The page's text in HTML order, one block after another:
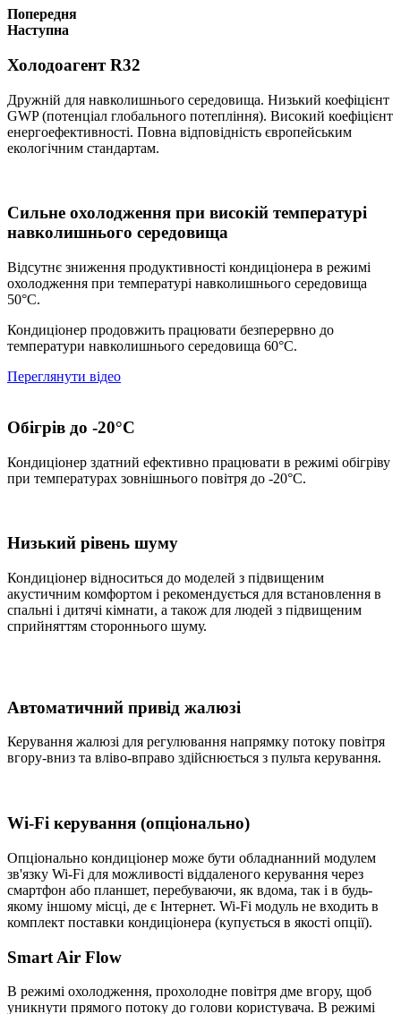
Попередня
Наступна
Холодоагент R32
Дружній для навколишнього середовища. Низький коефіцієнт
GWP (потенціал глобального потепління). Високий коефіцієнт
енергоефективності. Повна відповідність європейським
екологічним стандартам.
Сильне охолодження при високій температурі
навколишнього середовища
Відсутнє зниження продуктивності кондиціонера в режимі
охолодження при температурі навколишнього середовища
50°C.
Кондиціонер продовжить працювати безперервно до
температури навколишнього середовища 60°C.
Переглянути відео
Обігрів до -20°С
Кондиціонер здатний ефективно працювати в режимі обігріву
при температурах зовнішнього повітря до -20°С.
Низький рівень шуму
Кондиціонер відноситься до моделей з підвищеним
акустичним комфортом і рекомендується для встановлення в
спальні і дитячі кімнати, а також для людей з підвищеним
сприйняттям стороннього шуму.
Автоматичний привід жалюзі
Керування жалюзі для регулювання напрямку потоку повітря
вгору-вниз та вліво-вправо здійснюється з пульта керування.
Wi-Fi керування (опціонально)
Опціонально кондиціонер може бути обладнанний модулем
зв'язку Wi-Fi для можливості віддаленого керування через
смартфон або планшет, перебуваючи, як вдома, так і в будь-
якому іншому місці, де є Інтернет. Wi-Fi модуль не входить в
комплект поставки кондиціонера (купується в якості опції).
Smart Air Flow
В режимі охолодження, прохолодне повітря дме вгору, щоб
уникнути прямого потоку до голови користувача. В режимі